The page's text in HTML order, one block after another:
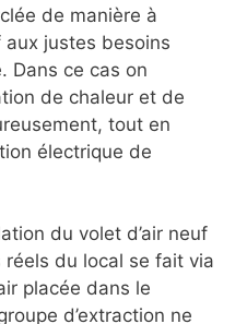
de manière à
aux justes besoins
Dans ce cas on
de chaleur et de
tout en
électrique de
du volet d’air neuf
du local se fait via
placée dans le
d’extraction ne